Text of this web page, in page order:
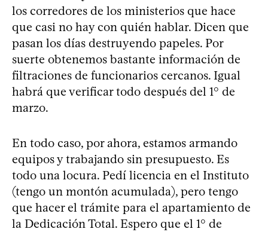
los corredores de los ministerios que hace
que casi no hay con quién hablar. Dicen que
pasan los días destruyendo papeles. Por
suerte obtenemos bastante información de
filtraciones de funcionarios cercanos. Igual
habrá que verificar todo después del 1° de
marzo.
En todo caso, por ahora, estamos armando
equipos y trabajando sin presupuesto. Es
todo una locura. Pedí licencia en el Instituto
(tengo un montón acumulada), pero tengo
que hacer el trámite para el apartamiento de
la Dedicación Total. Espero que el 1° de